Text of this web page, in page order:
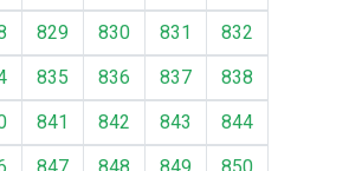
829 830 831
832
835 836 837
838
841 842 843
844